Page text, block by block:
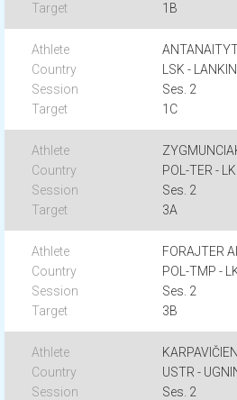
1B
LSK -
Ses. 2
1C
POL-TER -
Ses. 2
3A
FORAJTER
POL-TMP -
Ses. 2
3B
USTR -
Ses. 2